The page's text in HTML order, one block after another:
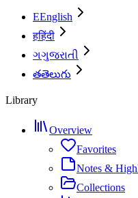
EEnglish
हहिंदी
ગગુજરાતી
తతెలుగు
Library
Overview
Favorites
Notes &
Collections